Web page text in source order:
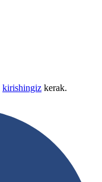
kirishingiz kerak.